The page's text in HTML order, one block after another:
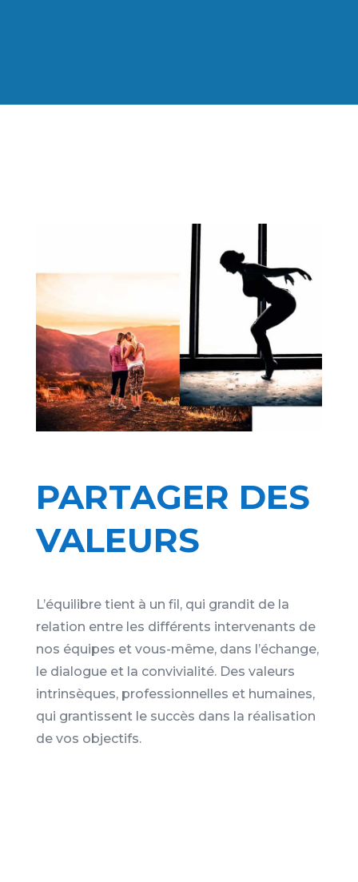
PARTAGER DES
VALEURS
L’équilibre tient à un fil, qui grandit de la
relation entre les différents intervenants de
nos équipes et vous-même, dans l’échange,
le dialogue et la convivialité. Des valeurs
intrinsèques, professionnelles et humaines,
qui grantissent le succès dans la réalisation
de vos objectifs.